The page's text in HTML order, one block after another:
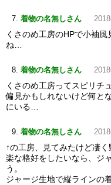
着物の名無しさん 2018
くさのめ工房のHPで小袖
ね…
着物の名無しさん 2018
くさのめ工房ってスピリチ
偏見かもしれないけど何と
にいる…
着物の名無しさん 2018
↑の工房、見てみたけど凄
楽な格好をしたいなら、ジ
う。
ジャージ生地で縦ラインの